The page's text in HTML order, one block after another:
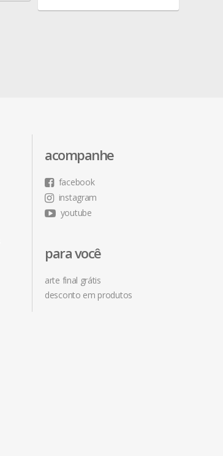
acompanhe
facebook
instagram
youtube
para você
arte final grátis
desconto em produtos